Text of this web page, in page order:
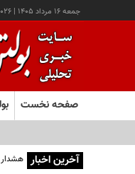
جمعه ۱۶ مرداد ۱۴۰۵ |
صفحه نخست
آخرین اخبار